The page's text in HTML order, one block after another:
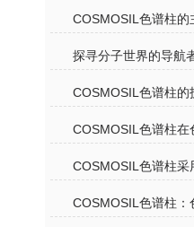
COSMOSIL色谱柱
探寻分子世界的导航
COSMOSIL色谱柱的
COSMOSIL色谱柱